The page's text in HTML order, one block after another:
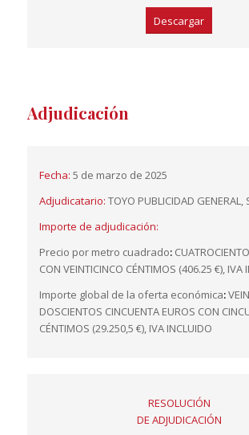
Descargar
Adjudicación
Fecha: 5 de marzo de 2025
Adjudicatario: TOYO PUBLICIDAD GENERAL,
Importe de adjudicación:
Precio por metro cuadrado:
CON VEINTICINCO CÉNTIMOS (406.25 €), IVA
Importe global de la oferta económica:
DOSCIENTOS CINCUENTA EUROS CON
CÉNTIMOS (29.250,5 €), IVA INCLUIDO
RESOLUCIÓN
DE ADJUDICACIÓN